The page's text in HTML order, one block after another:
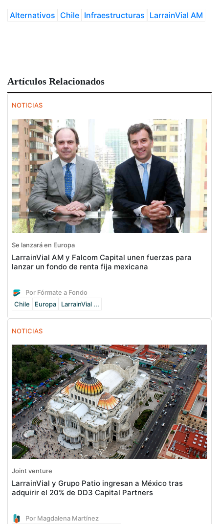
Alternativos Chile Infraestructuras LarrainVial AM
Artículos Relacionados
NOTICIAS
Se lanzará en Europa
LarrainVial AM y Falcom Capital unen fuerzas para
lanzar un fondo de renta fija mexicana
Por Fórmate a Fondo
Chile
Europa LarrainVial ...
NOTICIAS
Joint venture
LarrainVial y Grupo Patio ingresan a México tras
adquirir el 20% de DD3 Capital Partners
Por Magdalena Martínez